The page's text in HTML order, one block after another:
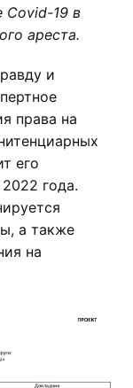
Covid-19 в
ареста.
и
права на
его
года.
а также
на